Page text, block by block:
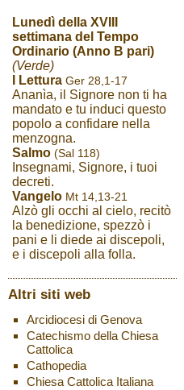
Lunedì della XVIII
settimana del Tempo
Ordinario (Anno B pari)
(Verde)
I Lettura Ger 28,1-17
Ananìa, il Signore non ti ha
mandato e tu induci questo
popolo a confidare nella
menzogna.
Salmo (Sal 118)
Insegnami, Signore, i tuoi
decreti.
Vangelo Mt 14,13-21
Alzò gli occhi al cielo, recitò
la benedizione, spezzò i
pani e li diede ai discepoli,
e i discepoli alla folla.
Altri siti web
Arcidiocesi di Genova
Catechismo della Chiesa
Cattolica
Cathopedia
Chiesa Cattolica Italiana